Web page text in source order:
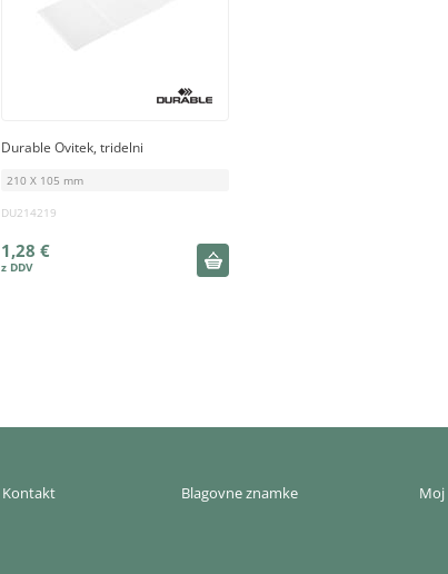
Durable Ovitek, tridelni
210 X 105 mm
DU214219
1,28 €
Kontakt Blagovne znamke